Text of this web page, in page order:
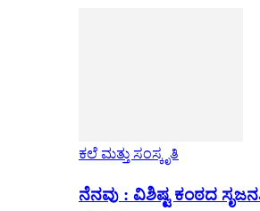
ಕಲೆ ಮತ್ತು ಸಂಸ್ಕೃತಿ
ನೆನವು : ವಿಶಿಷ್ಟ ಕಂಠದ